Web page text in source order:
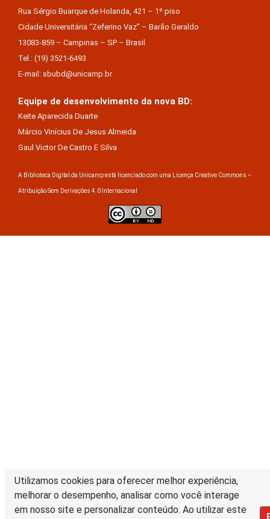
Utilizamos cookies para oferecer melhor experiência,
melhorar o desempenho, analisar como você interage
em nosso site e personalizar conteúdo. Ao utilizar este
Rua Sérgio Buarque de Holanda, 421 – 1º piso
Cidade Universitária “Zeferino Vaz” – Barão Geraldo
13083-859 – Campinas – SP – Brasil
Tel.: (19) 3521-6493
E-mail: sbubd@unicamp.br
Equipe de desenvolvimento da nova BD:
Keite Aparecida Duarte
Márcio Vinícius De Jesus Almeida
Saul Victor De Castro E Silva
A Biblioteca Digital da Unicamp está licenciado com uma Licença Creative Commons –
Atribuição Sem Derivações 4.0 Internacional